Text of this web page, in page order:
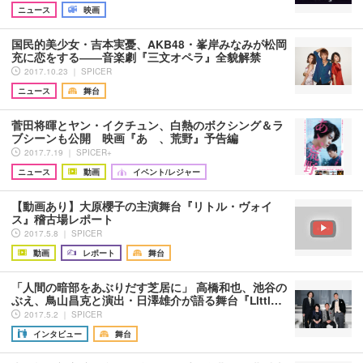
ニュース
映画
国民的美少女・吉本実憂、AKB48・峯岸みなみが松岡
充に恋をする――音楽劇『三文オペラ』全貌解禁
2017.10.23 ｜ SPICER
ニュース
舞台
菅田将暉とヤン・イクチュン、白熱のボクシング＆ラ
ブシーンも公開 映画『あゝ、荒野』予告編
2017.7.19 ｜ SPICER+
ニュース
動画 イベント/レジャー
【動画あり】大原櫻子の主演舞台『リトル・ヴォイ
ス』稽古場レポート
2017.5.8 ｜ SPICER
動画
レポート 舞台
「人間の暗部をあぶりだす芝居に」 高橋和也、池谷の
ぶえ、鳥山昌克と演出・日澤雄介が語る舞台『Littl…
2017.5.2 ｜ SPICER
インタビュー
舞台